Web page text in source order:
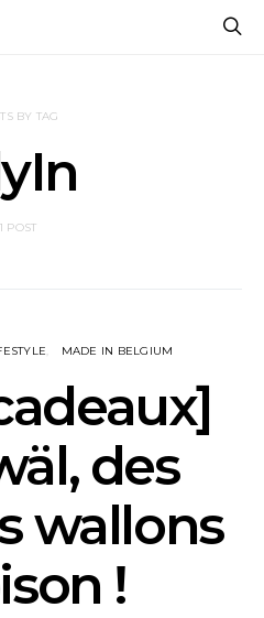
BY TAG
1 POST
MADE IN BELGIUM
des
wallons
!